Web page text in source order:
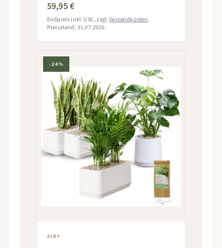
59,95 €
Endpreis inkl. USt., zzgl.Versandkosten.
Preisstand: 31.07.2026.
-24%
AIRY